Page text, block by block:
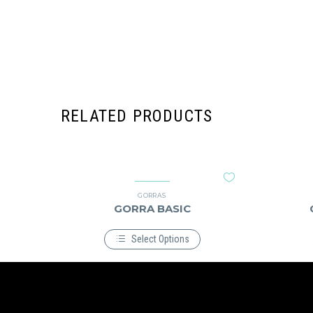
RELATED PRODUCTS
GORRAS
GORRA BASIC
Select Options
Este
producto